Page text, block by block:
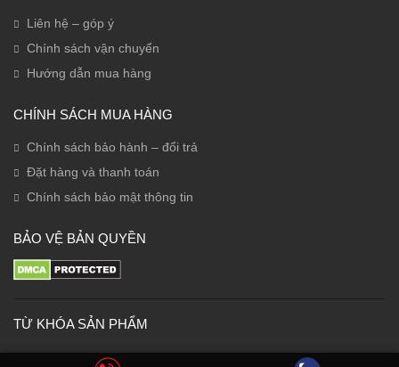
Liên hệ – góp ý
Chính sách vận chuyển
Hướng dẫn mua hàng
CHÍNH SÁCH MUA HÀNG
Chính sách bảo hành – đổi trả
Đặt hàng và thanh toán
Chính sách bảo mật thông tin
BẢO VỆ BẢN QUYỀN
TỪ KHÓA SẢN PHẨM